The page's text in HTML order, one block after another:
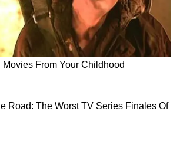
বড় ত্রুটি কোথায়?